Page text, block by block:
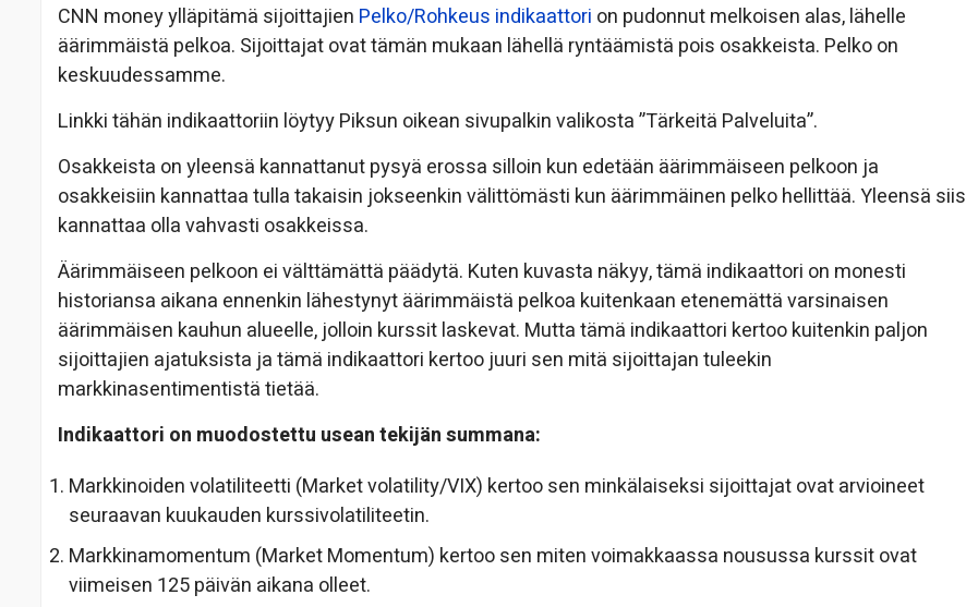
CNN money ylläpitämä sijoittajien Pelko/Rohkeus indikaattori on pudonnut melkoisen alas, lähelle
äärimmäistä pelkoa. Sijoittajat ovat tämän mukaan lähellä ryntäämistä pois osakkeista. Pelko on
keskuudessamme.
Linkki tähän indikaattoriin löytyy Piksun oikean sivupalkin valikosta ”Tärkeitä Palveluita”.
Osakkeista on yleensä kannattanut pysyä erossa silloin kun edetään äärimmäiseen pelkoon ja
osakkeisiin kannattaa tulla takaisin jokseenkin välittömästi kun äärimmäinen pelko hellittää. Yleensä siis
kannattaa olla vahvasti osakkeissa.
Äärimmäiseen pelkoon ei välttämättä päädytä. Kuten kuvasta näkyy, tämä indikaattori on monesti
historiansa aikana ennenkin lähestynyt äärimmäistä pelkoa kuitenkaan etenemättä varsinaisen
äärimmäisen kauhun alueelle, jolloin kurssit laskevat. Mutta tämä indikaattori kertoo kuitenkin paljon
sijoittajien ajatuksista ja tämä indikaattori kertoo juuri sen mitä sijoittajan tuleekin
markkinasentimentistä tietää.
Indikaattori on muodostettu usean tekijän summana:
Markkinoiden volatiliteetti (Market volatility/VIX) kertoo sen minkälaiseksi sijoittajat ovat arvioineet
seuraavan kuukauden kurssivolatiliteetin.
Markkinamomentum (Market Momentum) kertoo sen miten voimakkaassa nousussa kurssit ovat
viimeisen 125 päivän aikana olleet.